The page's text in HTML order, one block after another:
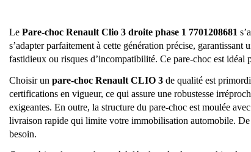
Le Pare-choc Renault Clio 3 droite phase 1 7701208681
s’adapter parfaitement à cette génération précise,
fastidieux ou risques d’incompatibilité. Ce pare-choc est
Choisir un pare-choc Renault CLIO 3 de qualité est
certifications en vigueur, ce qui assure une robustesse
exigeantes. En outre, la structure du pare-choc est moulée
livraison rapide qui limite votre immobilisation automobile. De
besoin.